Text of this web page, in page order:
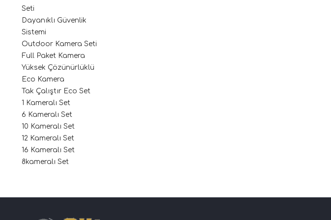
Seti
Dayanıklı Güvenlik
Sistemi
Outdoor Kamera Seti
Full Paket Kamera
Yüksek Çözünürlüklü
Eco Kamera
Tak Çalıştır Eco Set
1 Kameralı Set
6 Kameralı Set
10 Kameralı Set
12 Kameralı Set
16 Kameralı Set
8kameralı Set